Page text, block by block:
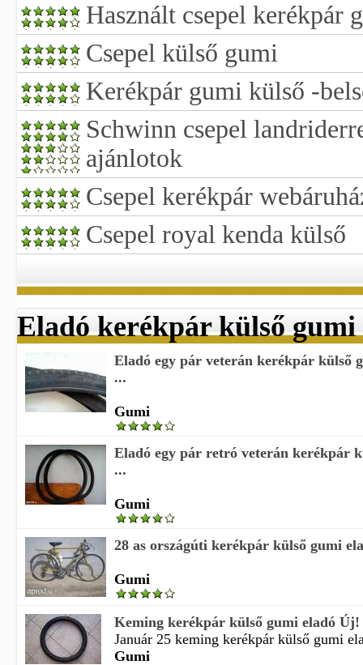
Használt csepel kerékpár
Csepel külső gumi
Kerékpár gumi külső -
Schwinn csepel
ajánlotok
Csepel kerékpár
Csepel royal kenda külső
Eladó kerékpár külső gumi
Eladó egy pár veterán kerékpár külső
...
Gumi
Eladó egy pár retró veterán kerékpár
...
Gumi
28 as országúti kerékpár külső gumi
Gumi
Keming kerékpár külső gumi eladó Új!
Január 25 keming kerékpár külső gumi
Gumi